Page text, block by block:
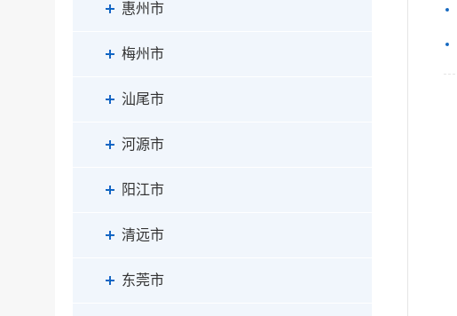
惠州市
梅州市
汕尾市
河源市
阳江市
清远市
东莞市